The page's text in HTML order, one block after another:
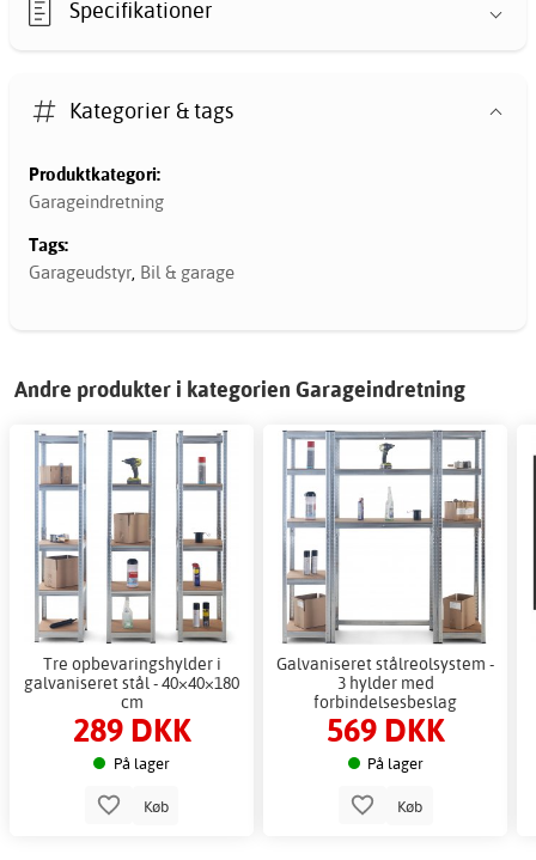
Specifikationer
Kategorier & tags
Produktkategori:
Garageindretning
Tags:
Garageudstyr, Bil & garage
Andre produkter i kategorien Garageindretning
Tre opbevaringshylder i
galvaniseret stål - 40×40×180
cm
289 DKK
På lager
Køb
Galvaniseret stålreolsystem -
3 hylder med
forbindelsesbeslag
569 DKK
På lager
Køb